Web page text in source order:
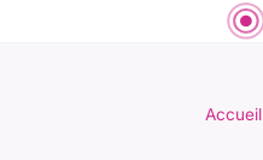
Accueil